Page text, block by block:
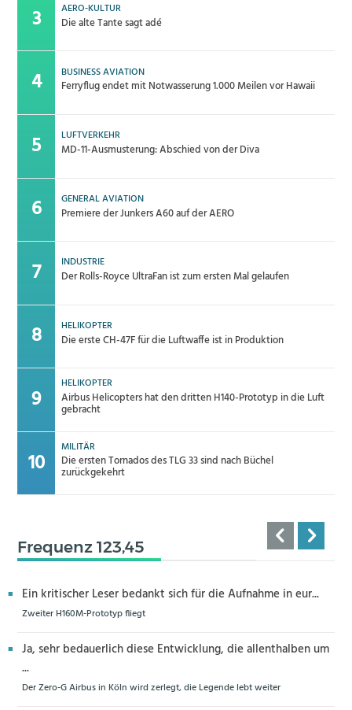
AERO-KULTUR
Die alte Tante sagt adé
BUSINESS AVIATION
Ferryflug endet mit Notwasserung 1.000 Meilen vor Hawaii
LUFTVERKEHR
MD-11-Ausmusterung: Abschied von der Diva
GENERAL AVIATION
Premiere der Junkers A60 auf der AERO
INDUSTRIE
Der Rolls-Royce UltraFan ist zum ersten Mal gelaufen
HELIKOPTER
Die erste CH-47F für die Luftwaffe ist in Produktion
HELIKOPTER
Airbus Helicopters hat den dritten H140-Prototyp in die Luft
gebracht
MILITÄR
Die ersten Tornados des TLG 33 sind nach Büchel
zurückgekehrt
Frequenz 123,45
Ein kritischer Leser bedankt sich für die Aufnahme in eur...
Zweiter H160M-Prototyp fliegt
Ja, sehr bedauerlich diese Entwicklung, die allenthalben um
...
Der Zero-G Airbus in Köln wird zerlegt, die Legende lebt weiter